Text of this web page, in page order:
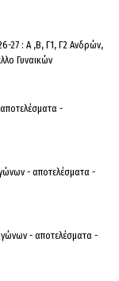
27 : Α ,Β, Γ1, Γ2 Ανδρών,
Γυναικών
-
- αποτελέσματα -
- αποτελέσματα -